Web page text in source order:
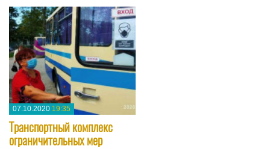
07.10.2020 19:35
Транспортный комплекс
ограничительных мер